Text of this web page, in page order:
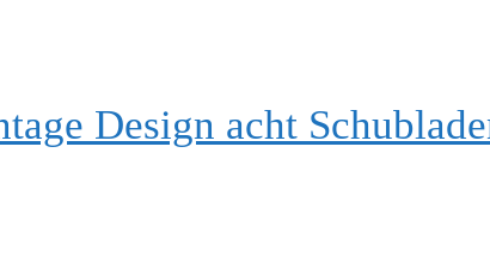
Design acht